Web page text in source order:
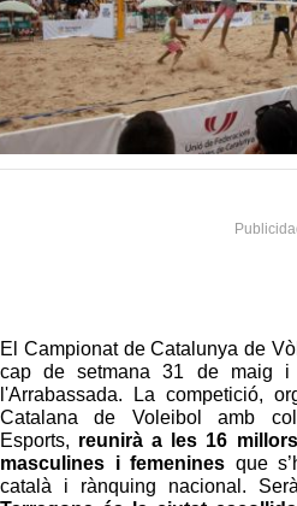
El Campionat de Catalunya de
cap de setmana 31 de maig
l'Arrabassada. La competició,
Catalana de Voleibol amb
Esports, reunirà a les 16
masculines i femenines que
català i rànquing nacional.